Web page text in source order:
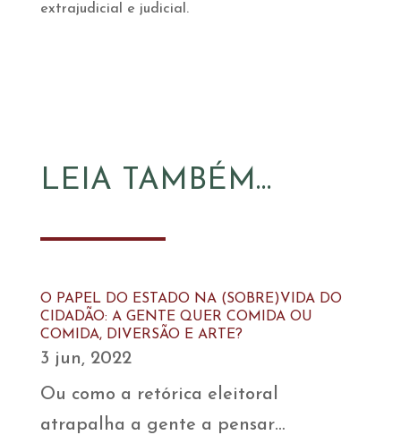
extrajudicial e judicial.
LEIA TAMBÉM…
O PAPEL DO ESTADO NA (SOBRE)VIDA DO
CIDADÃO: A GENTE QUER COMIDA OU
COMIDA, DIVERSÃO E ARTE?
3 jun, 2022
Ou como a retórica eleitoral
atrapalha a gente a pensar…